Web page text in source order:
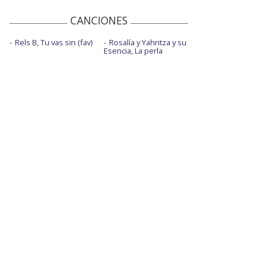
CANCIONES
Rels B, Tu vas sin (fav) Rosalía y Yahritza y su
Esencia, La perla